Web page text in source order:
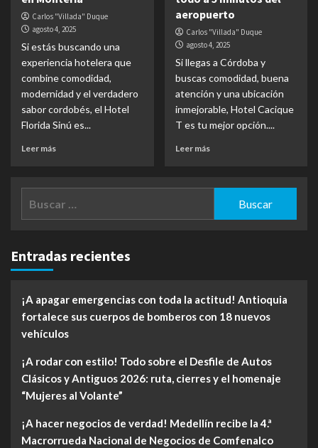
Carlos "Villada" Duque
agosto 4, 2025
Si estás buscando una
experiencia hotelera que
combine comodidad,
modernidad y el verdadero
sabor cordobés, el Hotel
Florida Sinú es...
Leer más
aeropuerto
Carlos "Villada" Duque
agosto 4, 2025
Si llegas a Córdoba y
buscas comodidad, buena
atención y una ubicación
inmejorable, Hotel Cacique
T es tu mejor opción....
Leer más
Entradas recientes
¡A apagar emergencias con toda la actitud! Antioquia
fortalece sus cuerpos de bomberos con 18 nuevos
vehículos
¡A rodar con estilo! Todo sobre el Desfile de Autos
Clásicos y Antiguos 2026: ruta, cierres y el homenaje
“Mujeres al Volante”
¡A hacer negocios de verdad! Medellín recibe la 4.ª
Macrorrueda Nacional de Negocios de Comfenalco